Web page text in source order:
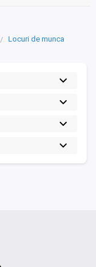
Locuri de munca